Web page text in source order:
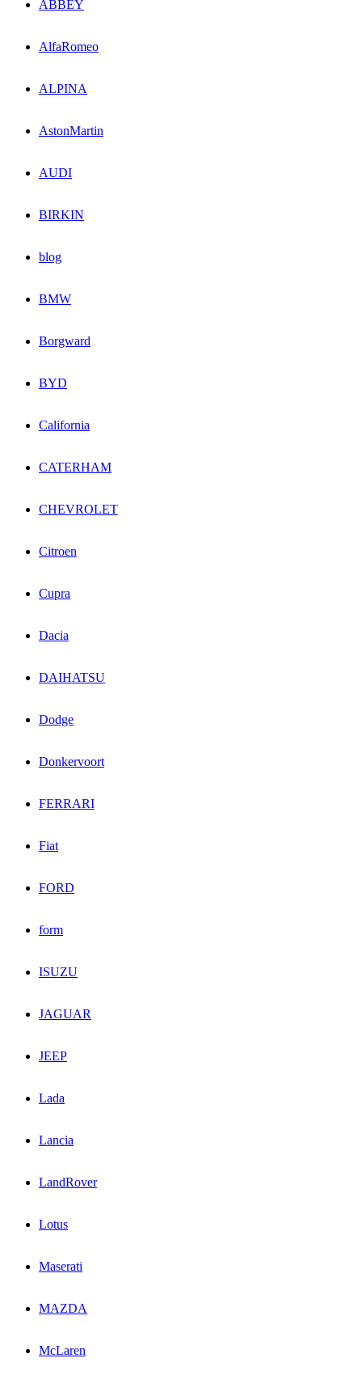
ABBEY
AlfaRomeo
ALPINA
AstonMartin
AUDI
BIRKIN
blog
BMW
Borgward
BYD
California
CATERHAM
CHEVROLET
Citroen
Cupra
Dacia
DAIHATSU
Dodge
Donkervoort
FERRARI
Fiat
FORD
form
ISUZU
JAGUAR
JEEP
Lada
Lancia
LandRover
Lotus
Maserati
MAZDA
McLaren